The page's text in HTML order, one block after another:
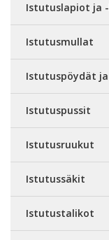
Istutuslapiot ja
Istutusmullat
Istutuspöydät
Istutuspussit
Istutusruukut
Istutussäkit
Istutustalikot